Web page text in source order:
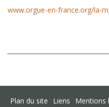
www.orgue-en-france.org/la-
Plan du site Liens Mentions